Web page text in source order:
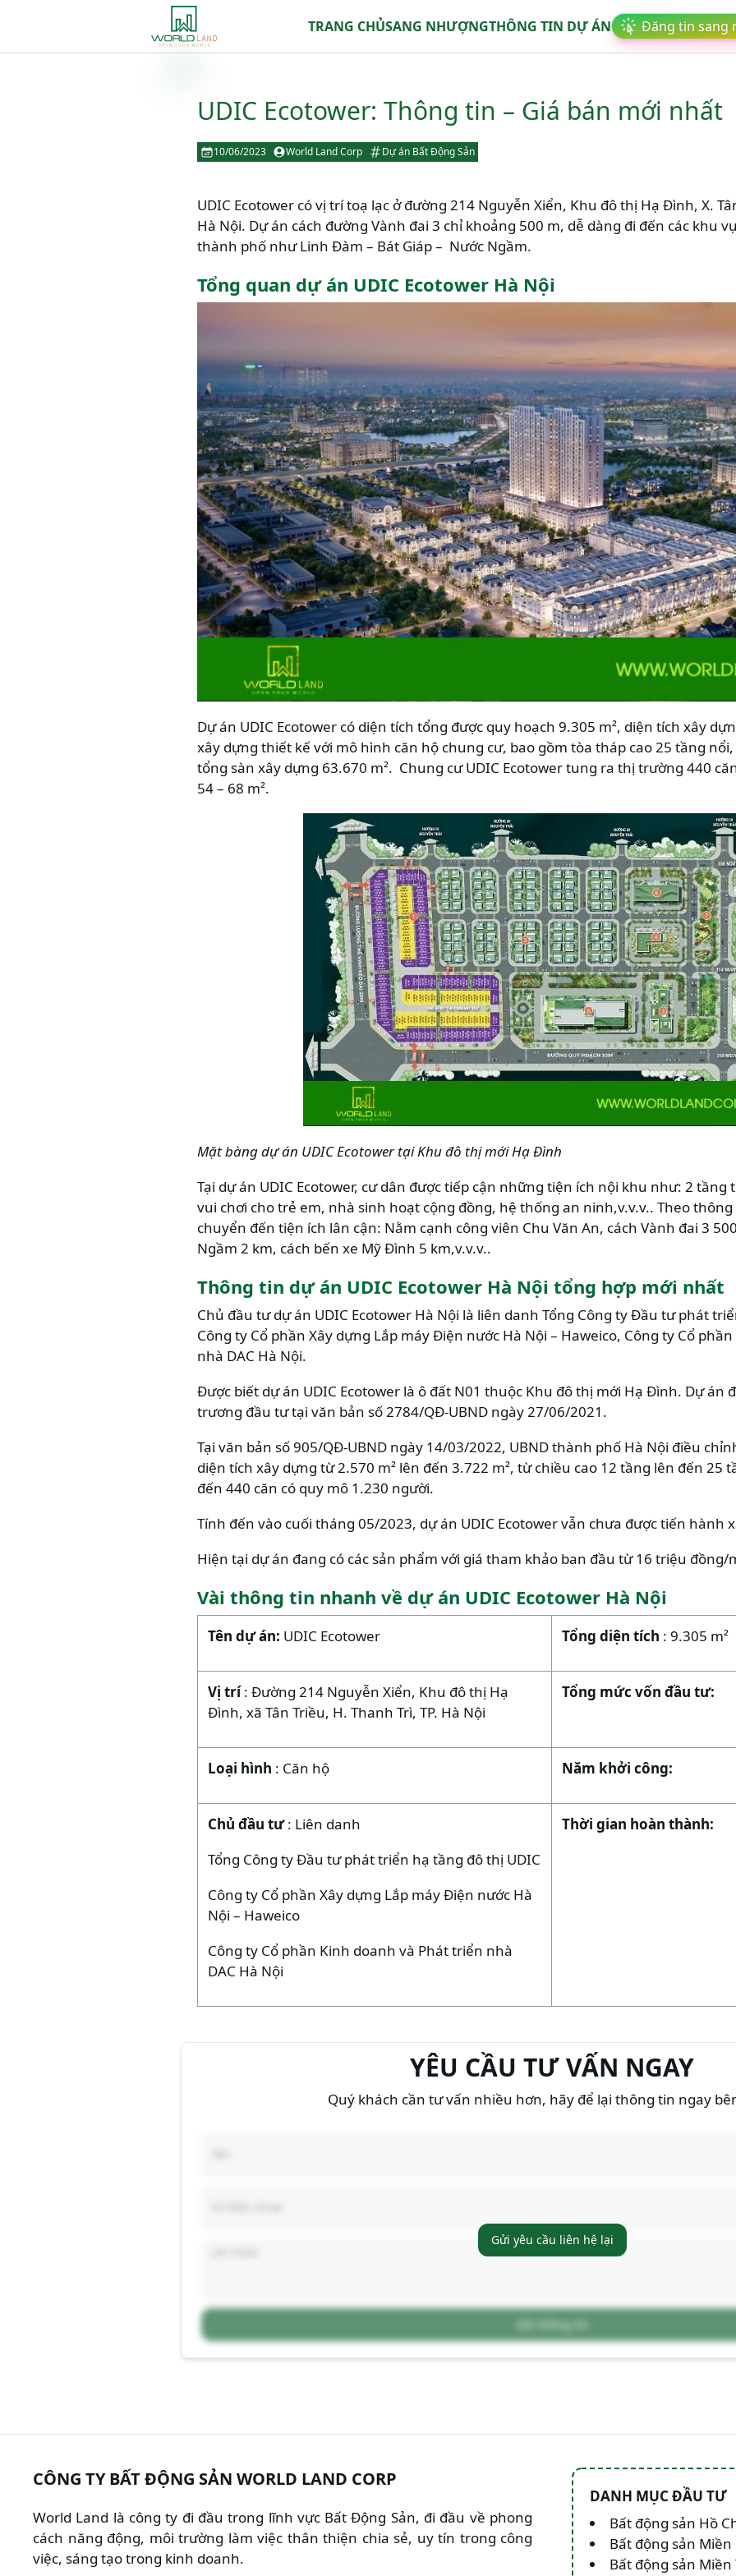
TRANG CHỦSANG NHƯỢNGTHÔNG TIN DỰ ÁN Đăng tin sang
UDIC Ecotower: Thông tin – Giá bán mới nhất
10/06/2023 World Land Corp Dự án Bất Động Sản
UDIC Ecotower có vị trí toạ lạc ở đường 214 Nguyễn Xiển, Khu đô thị Hạ Đình, X.
Hà Nội. Dự án cách đường Vành đai 3 chỉ khoảng 500 m, dễ dàng đi đến các khu
thành phố như Linh Đàm – Bát Giáp – Nước Ngầm.
Tổng quan dự án UDIC Ecotower Hà Nội
Dự án UDIC Ecotower có diện tích tổng được quy hoạch 9.305 m², diện tích xây
xây dựng thiết kế với mô hình căn hộ chung cư, bao gồm tòa tháp cao 25 tầng
tổng sàn xây dựng 63.670 m². Chung cư UDIC Ecotower tung ra thị trường 440
54 – 68 m².
Mặt bàng dự án UDIC Ecotower tại Khu đô thị mới Hạ Đình
Tại dự án UDIC Ecotower, cư dân được tiếp cận những tiện ích nội khu như: 2 tầng
vui chơi cho trẻ em, nhà sinh hoạt cộng đồng, hệ thống an ninh,v.v.v.. Theo
chuyển đến tiện ích lân cận: Nằm cạnh công viên Chu Văn An, cách Vành đai 3
Ngầm 2 km, cách bến xe Mỹ Đình 5 km,v.v.v..
Thông tin dự án UDIC Ecotower Hà Nội tổng hợp mới nhất
Chủ đầu tư dự án UDIC Ecotower Hà Nội là liên danh Tổng Công ty Đầu tư phát
Công ty Cổ phần Xây dựng Lắp máy Điện nước Hà Nội – Haweico, Công ty Cổ
nhà DAC Hà Nội.
Được biết dự án UDIC Ecotower là ô đất N01 thuộc Khu đô thị mới Hạ Đình. Dự án
trương đầu tư tại văn bản số 2784/QĐ-UBND ngày 27/06/2021.
Tại văn bản số 905/QĐ-UBND ngày 14/03/2022, UBND thành phố Hà Nội điều
diện tích xây dựng từ 2.570 m² lên đến 3.722 m², từ chiều cao 12 tầng lên đến 25
đến 440 căn có quy mô 1.230 người.
Tính đến vào cuối tháng 05/2023, dự án UDIC Ecotower vẫn chưa được tiến hành
Hiện tại dự án đang có các sản phẩm với giá tham khảo ban đầu từ 16 triệu đồng/
Vài thông tin nhanh về dự án UDIC Ecotower Hà Nội
Tên dự án: UDIC Ecotower Tổng diện tích : 9.305 m²
Vị trí: Đường 214 Nguyễn Xiển, Khu đô thị Hạ
Đình, xã Tân Triều, H. Thanh Trì, TP. Hà Nội
Tổng mức vốn đầu tư:
Loại hình : Căn hộ Năm khởi công:
Chủ đầu tư: Liên danh
Tổng Công ty Đầu tư phát triển hạ tầng đô thị UDIC
Công ty Cổ phần Xây dựng Lắp máy Điện nước Hà
Nội – Haweico
Công ty Cổ phần Kinh doanh và Phát triển nhà
DAC Hà Nội
Thời gian hoàn thành:
YÊU CẦU TƯ VẤN NGAY
Quý khách cần tư vấn nhiều hơn, hãy để lại thông tin ngay
Gửi thông tin
Gửi yêu cầu liên hệ lại
CÔNG TY BẤT ĐỘNG SẢN WORLD LAND CORP
World Land là công ty đi đầu trong lĩnh vực Bất Động Sản, đi đầu về phong
cách năng động, môi trường làm việc thân thiện chia sẻ, uy tín trong công
việc, sáng tạo trong kinh doanh.
DANH MỤC ĐẦU TƯ
Bất động sản Hồ
Bất động sản Miền
Bất động sản Miền